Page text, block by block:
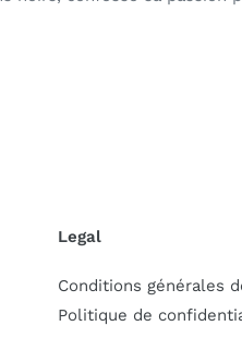
Legal
Conditions générales
Politique de